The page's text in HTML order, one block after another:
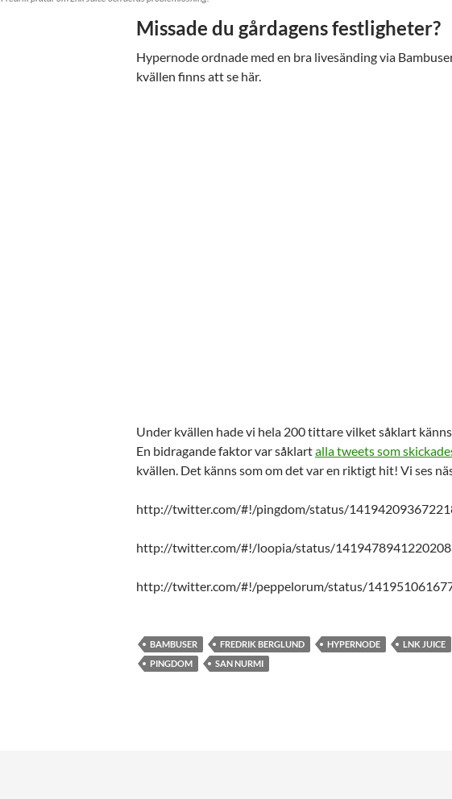
Missade du gårdagens festligheter?
Hypernode ordnade med en bra livesänding via
kvällen finns att se här.
Under kvällen hade vi hela 200 tittare vilket såklart
En bidragande faktor var såklartalla tweets som
kvällen. Det känns som om det var en riktigt hit! Vi ses
http://twitter.com/#!/pingdom/status/
http://twitter.com/#!/loopia/status/
http://twitter.com/#!/peppelorum/status/
BAMBUSER FREDRIK BERGLUND HYPERNODE
LNK JUICE
PINGDOM
SAN NURMI